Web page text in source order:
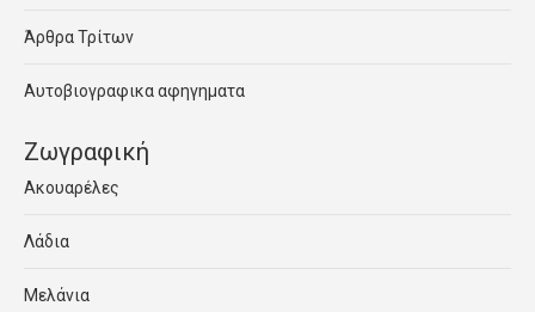
Άρθρα Τρίτων
Αυτοβιογραφικα αφηγηματα
Ζωγραφική
Ακουαρέλες
Λάδια
Μελάνια